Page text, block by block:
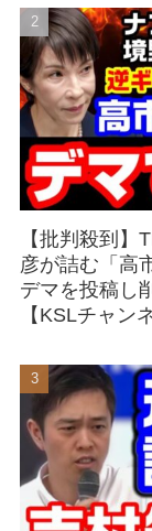
【批判殺到】
彦が詰む「高
デマを投稿し
【KSLチャン